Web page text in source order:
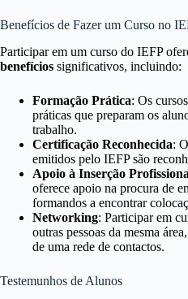
Benefícios de Fazer um Curso no
Participar em um curso do IEFP
benefícios significativos, incluindo:
Formação Prática: Os
práticas que preparam os
trabalho.
Certificação Reconhecida:
emitidos pelo IEFP são
Apoio à Inserção
oferece apoio na procura de
formandos a encontrar
Networking: Participar em
outras pessoas da mesma
de uma rede de contactos.
Testemunhos de Alunos